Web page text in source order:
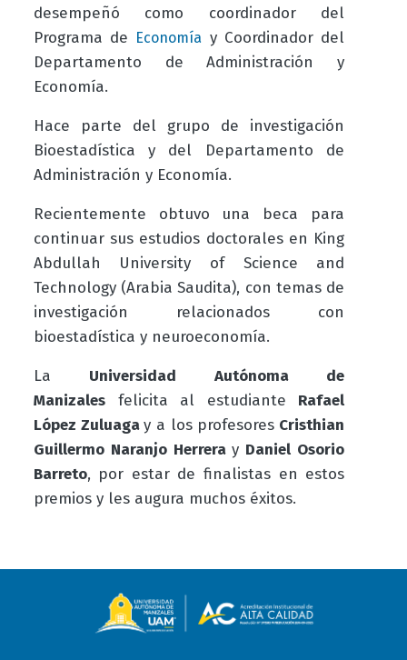
desempeñó como coordinador del
Programa de Economía y Coordinador del
Departamento de Administración y
Economía.
Hace parte del grupo de investigación
Bioestadística y del Departamento de
Administración y Economía.
Recientemente obtuvo una beca para
continuar sus estudios doctorales en King
Abdullah University of Science and
Technology (Arabia Saudita), con temas de
investigación relacionados con
bioestadística y neuroeconomía.
La Universidad Autónoma de
Manizalesfelicita al estudiante
Rafael
López Zuluagay a los profesores Cristhian
Guillermo Naranjo Herreray Daniel Osorio
Barreto, por estar de finalistas en estos
premios y les augura muchos éxitos.